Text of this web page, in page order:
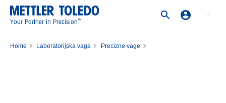
Your Partner in Precision™
Home Laboratorijska vaga
Precizne vage